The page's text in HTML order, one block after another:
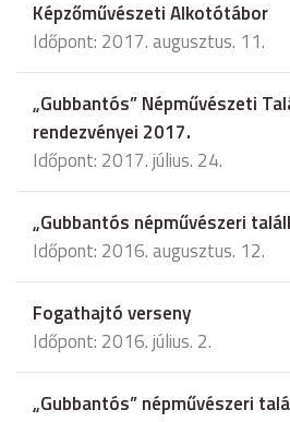
Képzőművészeti Alkotótábor
Időpont: 2017. augusztus. 11.
„Gubbantós” Népművészeti
rendezvényei 2017.
Időpont: 2017. július. 24.
„Gubbantós népművészeri
Időpont: 2016. augusztus. 12.
Fogathajtó verseny
Időpont: 2016. július. 2.
„Gubbantós” népművészeri